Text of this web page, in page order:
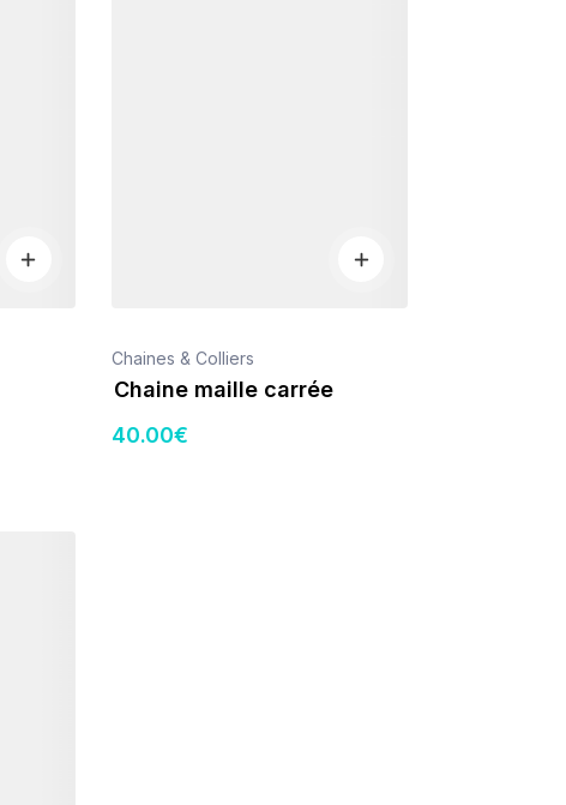
Chaines & Colliers
Chaine maille carrée
40.00€